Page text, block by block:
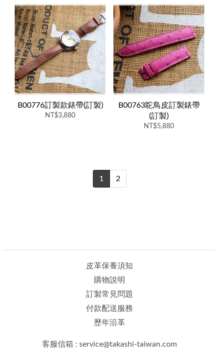
B00776訂製款錶帶(訂製)
NT$3,880
B00763鴕鳥皮訂製錶帶
(訂製)
NT$5,880
1 2
皮革保養須知
購物說明
訂製常見問題
付款配送服務
歷年沿革
客服信箱 : service@takashi-taiwan.com